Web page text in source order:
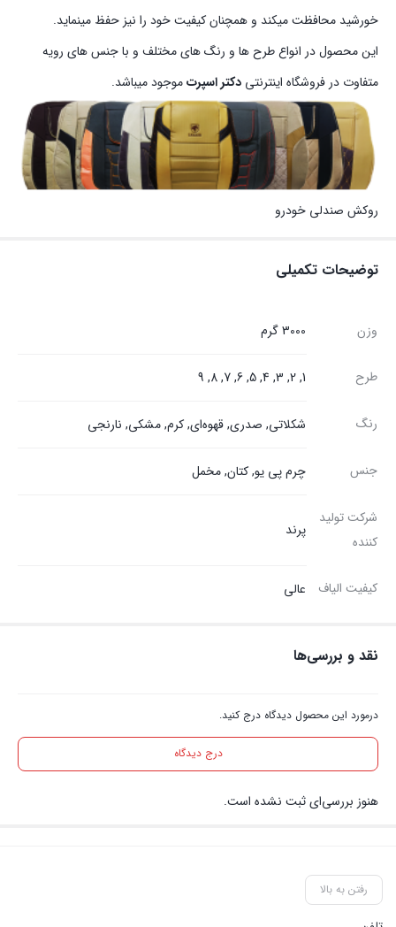
خورشید محافظت میکند و همچنان کیفیت خود را نیز حفظ مینماید.
این محصول در انواع طرح ها و رنگ های مختلف و با جنس های رویه
متفاوت در فروشگاه اینترنتی دکتر اسپرتموجود میباشد.
روکش صندلی خودرو
توضیحات تکمیلی
وزن 3000 گرم
طرح 1, 2, 3, 4, 5, 6, 7, 8, 9
رنگ شکلاتی, صدری,قهوه‌ای,کرم,مشکی, نارنجی
جنس چرم پی یو, کتان, مخمل
شرکت تولید
کننده
پرند
کیفیت الیاف عالی
نقد و بررسی‌ها
درمورد این محصول دیدگاه درج کنید.
درج دیدگاه
هنوز بررسی‌ای ثبت نشده است.
رفتن به بالا